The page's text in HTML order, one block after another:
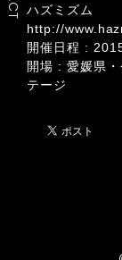
ハズミズム
http://
開催日程 :
開場 : 愛媛県
テージ